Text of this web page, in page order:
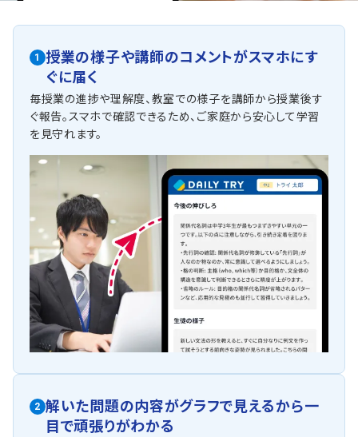
1
授業の様子や講師のコメントがスマホにす
ぐに届く
毎授業の進捗や理解度、教室での様子を講師から授業後す
ぐ報告。スマホで確認できるため、ご家庭から安心して学習
を見守れます。
2 解いた問題の内容がグラフで見えるから一
目で頑張りがわかる